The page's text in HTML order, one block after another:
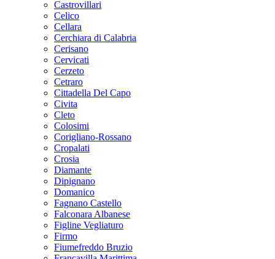
Castrovillari
Celico
Cellara
Cerchiara di Calabria
Cerisano
Cervicati
Cerzeto
Cetraro
Cittadella Del Capo
Civita
Cleto
Colosimi
Corigliano-Rossano
Cropalati
Crosia
Diamante
Dipignano
Domanico
Fagnano Castello
Falconara Albanese
Figline Vegliaturo
Firmo
Fiumefreddo Bruzio